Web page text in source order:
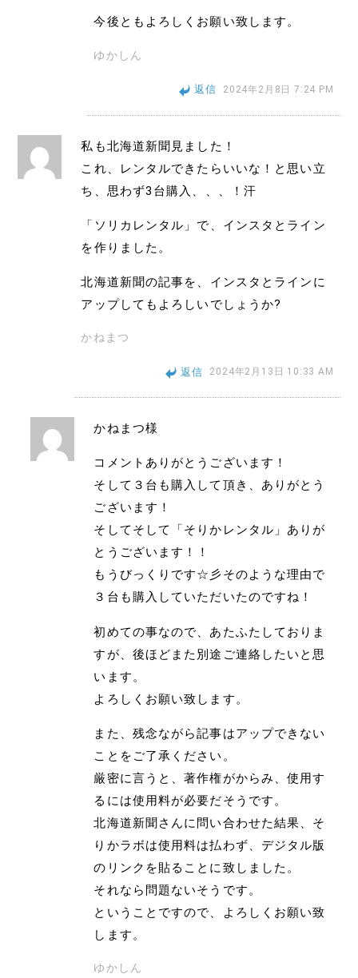
今後ともよろしくお願い致します。
ゆかしん
返信 2024年2月8日 7:24 PM
私も北海道新聞見ました！
これ、レンタルできたらいいな！と思い立
ち、思わず3台購入、、、！汗
「ソリカレンタル」で、インスタとライン
を作りました。
北海道新聞の記事を、インスタとラインに
アップしてもよろしいでしょうか?
かねまつ
返信 2024年2月13日 10:33 AM
かねまつ様
コメントありがとうございます！
そして３台も購入して頂き、ありがとう
ございます！
そしてそして「そりかレンタル」ありが
とうございます！！
もうびっくりです☆彡そのような理由で
３台も購入していただいたのですね！
初めての事なので、あたふたしておりま
すが、後ほどまた別途ご連絡したいと思
います。
よろしくお願い致します。
また、残念ながら記事はアップできない
ことをご了承ください。
厳密に言うと、著作権がからみ、使用す
るには使用料が必要だそうです。
北海道新聞さんに問い合わせた結果、そ
りかラボは使用料は払わず、デジタル版
のリンクを貼ることに致しました。
それなら問題ないそうです。
ということですので、よろしくお願い致
します。
ゆかしん